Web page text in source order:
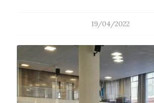
19/04/2022